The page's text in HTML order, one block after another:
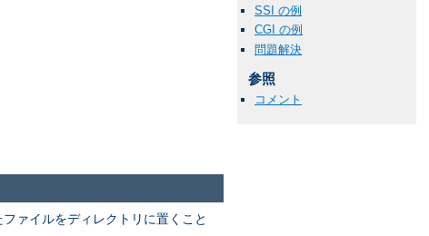
SSI の例
CGI の例
問題解決
参照
コメント
ァイルをディレクトリに置くこと